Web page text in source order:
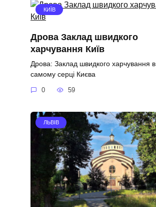
КИЇВ
Дрова Заклад швидкого
харчування Київ
Дрова: Заклад швидкого харчування в
самому серці Києва
0 59
ЛЬВІВ